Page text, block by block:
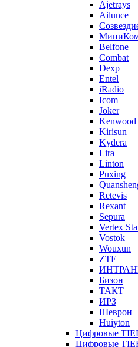
Ajetrays
Ailunce
Belfone
Combat
Dexp
Entel
iRadio
Icom
Joker
Kenwood
Kirisun
Kydera
Lira
Linton
Puxing
Retevis
Rexant
Sepura
Vertex
Vostok
Wouxun
ZTE
Бизон
ТАКТ
ИРЗ
Шеврон
Huiyton
Цифровые
Цифровые